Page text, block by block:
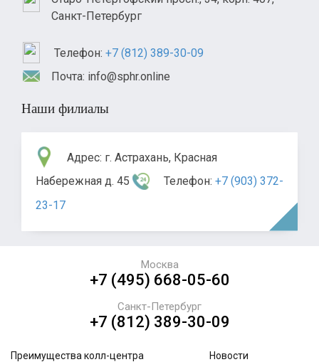
Санкт-Петербург
Телефон: +7 (812) 389-30-09
Почта: info@sphr.online
Наши филиалы
Адрес: г. Астрахань, Красная
Набережная д. 45
Телефон: +7 (903) 372-
23-17
+7 (495) 668-05-60
Москва
+7 (812) 389-30-09
Санкт-Петербург
Преимущества колл-центра Новости